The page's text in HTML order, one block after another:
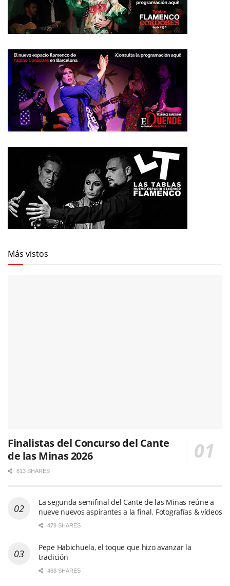
Más vistos
Finalistas del Concurso del Cante
de las Minas 2026
813 SHARES
La segunda semifinal del Cante de las Minas reúne a
nueve nuevos aspirantes a la final. Fotografías & vídeos
479 SHARES
Pepe Habichuela, el toque que hizo avanzar la
tradición
468 SHARES